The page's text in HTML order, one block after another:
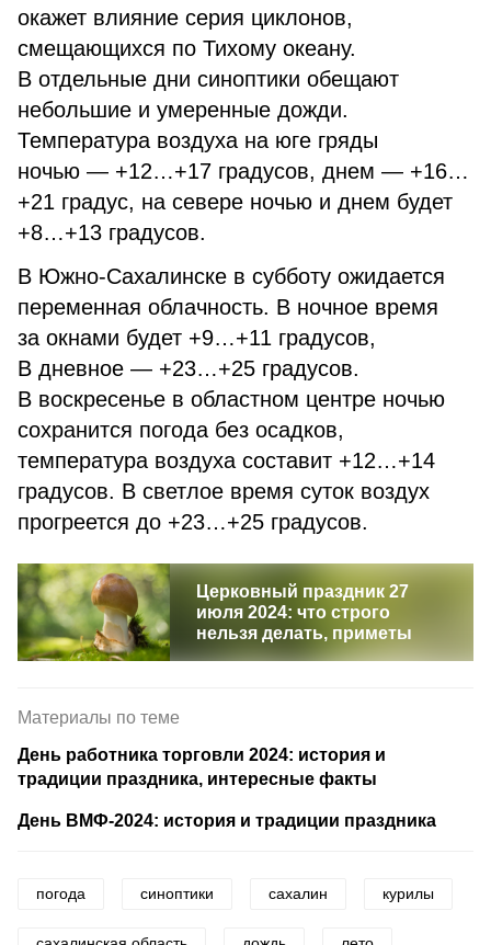
окажет влияние серия циклонов,
смещающихся по Тихому океану.
В отдельные дни синоптики обещают
небольшие и умеренные дожди.
Температура воздуха на юге гряды
ночью — +12…+17 градусов, днем — +16…
+21 градус, на севере ночью и днем будет
+8…+13 градусов.
В Южно-Сахалинске в субботу ожидается
переменная облачность. В ночное время
за окнами будет +9…+11 градусов,
В дневное — +23…+25 градусов.
В воскресенье в областном центре ночью
сохранится погода без осадков,
температура воздуха составит +12…+14
градусов. В светлое время суток воздух
прогреется до +23…+25 градусов.
Церковный праздник 27
июля 2024: что строго
нельзя делать, приметы
Материалы по теме
День работника торговли 2024: история и
традиции праздника, интересные факты
День ВМФ-2024: история и традиции праздника
погода синоптики сахалин курилы